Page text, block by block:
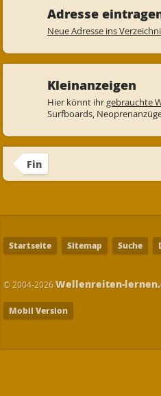
Adresse
Neue Adresse ins
Kleinanzeigen
Hier könnt ihrgebrauchte
Surfboards,
Fin
Startseite Sitemap Suche
© 2004-2026Wellenreiten-
Mobil Version